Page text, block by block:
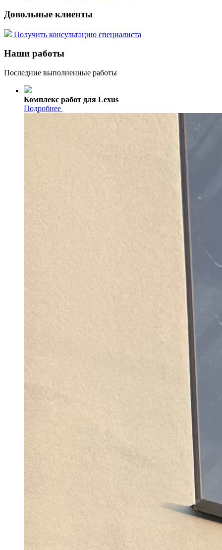
Довольные клиенты
Получить консультацию специалиста
Наши работы
Последние выполненные работы
Комплекс работ для Lexus
Подробнее